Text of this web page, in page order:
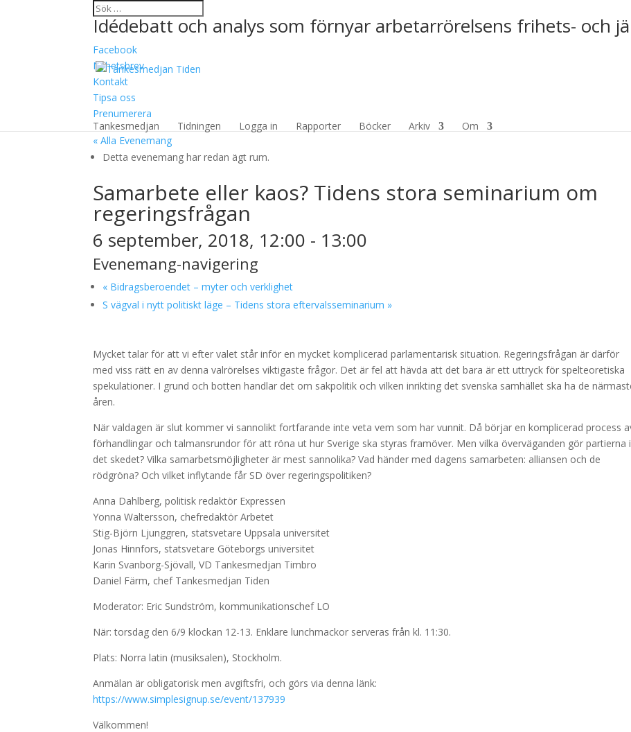
Idédebatt och analys som förnyar arbetarrörelsens frihets- och
Facebook
Nyhetsbrev
Kontakt
Tipsa oss
Prenumerera
Tankesmedjan
Tidningen Logga in Rapporter Böcker Arkiv
Om
« Alla Evenemang
Detta evenemang har redan ägt rum.
Samarbete eller kaos? Tidens stora seminarium om
regeringsfrågan
6 september, 2018, 12:00 - 13:00
Evenemang-navigering
« Bidragsberoendet – myter och verklighet
S vägval i nytt politiskt läge – Tidens stora eftervalsseminarium »
Mycket talar för att vi efter valet står inför en mycket komplicerad parlamentarisk situation. Regeringsfrågan är därför
med viss rätt en av denna valrörelses viktigaste frågor. Det är fel att hävda att det bara är ett uttryck för spelteoretiska
spekulationer. I grund och botten handlar det om sakpolitik och vilken inrikting det svenska samhället ska ha de
åren.
När valdagen är slut kommer vi sannolikt fortfarande inte veta vem som har vunnit. Då börjar en komplicerad process
förhandlingar och talmansrundor för att röna ut hur Sverige ska styras framöver. Men vilka överväganden gör partierna i
det skedet? Vilka samarbetsmöjligheter är mest sannolika? Vad händer med dagens samarbeten: alliansen och de
rödgröna? Och vilket inflytande får SD över regeringspolitiken?
Anna Dahlberg, politisk redaktör Expressen
Yonna Waltersson, chefredaktör Arbetet
Stig-Björn Ljunggren, statsvetare Uppsala universitet
Jonas Hinnfors, statsvetare Göteborgs universitet
Karin Svanborg-Sjövall, VD Tankesmedjan Timbro
Daniel Färm, chef Tankesmedjan Tiden
Moderator: Eric Sundström, kommunikationschef LO
När: torsdag den 6/9 klockan 12-13. Enklare lunchmackor serveras från kl. 11:30.
Plats: Norra latin (musiksalen), Stockholm.
Anmälan är obligatorisk men avgiftsfri, och görs via denna länk:
https://www.simplesignup.se/event/137939
Välkommen!